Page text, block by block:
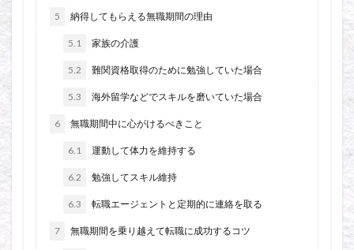
5 納得してもらえる無職期間の理由
5.1 家族の介護
5.2 難関資格取得のために勉強していた場合
5.3 海外留学などでスキルを磨いていた場合
6 無職期間中に心がけるべきこと
6.1 運動して体力を維持する
6.2 勉強してスキル維持
6.3 転職エージェントと定期的に連絡を取る
7 無職期間を乗り越えて転職に成功するコツ